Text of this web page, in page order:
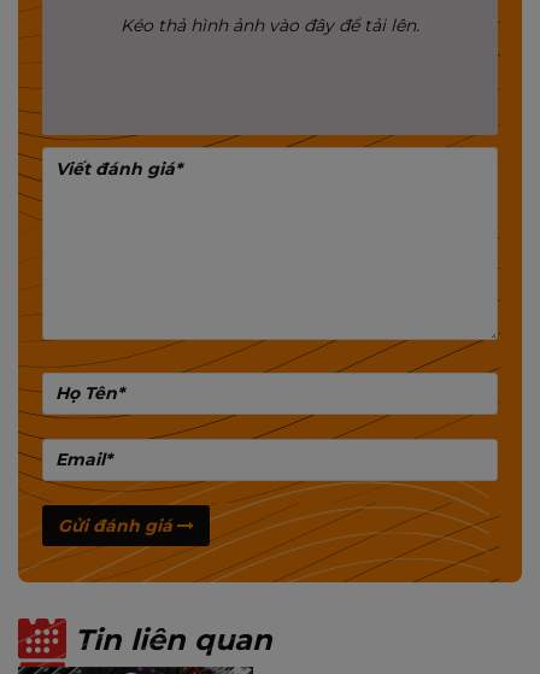
trường máy tính.
từ 2002, đây là công ty chuyên sản xuất phụ kiện
máy tính chuyên nghiệp, có trụ sở tại Thái Lan và
Trung Quốc.
➟ 12 Giải Thưởng Chất Lượng Quốc Tế
giành được 12 giải thưởng chất lượng, chứng nhận
quốc tế, giải thiết kế và người tiêu dùng bình chọn
tại Thái Lan, Trung Quốc và Thế Giới.
➟ Bán Chạy Số 01 Tại Thái Lan
MIXIE được phân phối rộng rãi tại nhiều thị trường
Mỹ, Thái Lan, Trung Quốc, Philippin, Malaysia,
Singapore, Ấn Độ… và gặt hái thành công nhất tại
thị trường Thái Lan
➟ Chính sách bảo hành 5 Sao
MIXIE cam kết sản phẩm chất lượng, bền bỉ. Các
sản phẩm được bảo hành 12 tháng.
Kéo thả hình ảnh vào đây để tải lên.
Gửi đánh giá
Tin liên quan